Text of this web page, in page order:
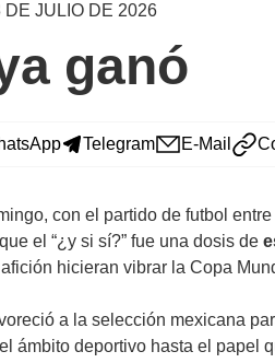
DE JULIO DE 2026
ganó
Telegram E-Mail
con el partido de futbol
el “¿y si sí?” fue una dosis de
hicieran vibrar la Copa
a la selección mexicana
ámbito deportivo hasta el papel